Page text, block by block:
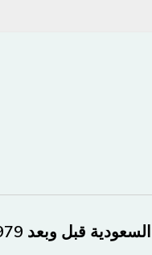
السعودية قبل وبعد 1979م